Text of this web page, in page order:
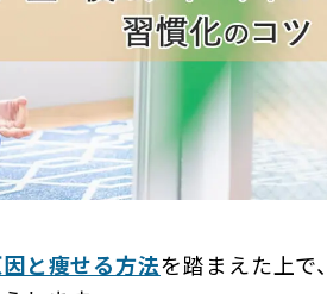
と痩せる方法を踏まえた上で